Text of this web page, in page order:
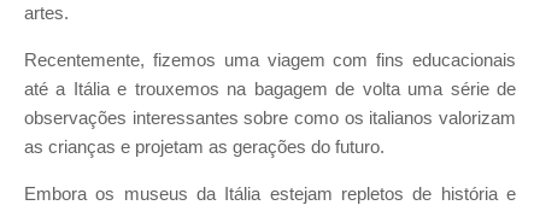
artes.
Recentemente, fizemos uma viagem com fins educacionais
até a Itália e trouxemos na bagagem de volta uma série de
observações interessantes sobre como os italianos valorizam
as crianças e projetam as gerações do futuro.
Embora os museus da Itália estejam repletos de história e